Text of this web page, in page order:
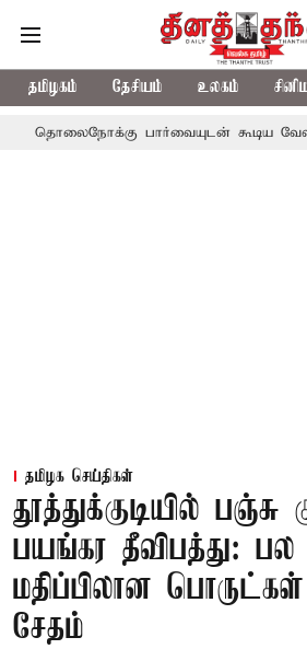
தமிழகம் தேசியம் உலகம்
பார்வையுடன் கூடிய வேளாண்
தமிழக செய்திகள்
தூத்துக்குடியில்
பயங்கர தீவிபத்து: பல
மதிப்பிலான பொருட்கள்
சேதம்